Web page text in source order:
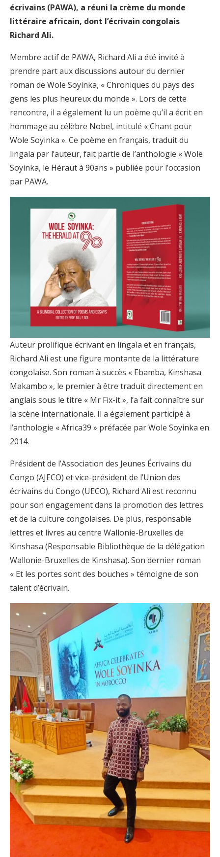
écrivains (PAWA), a réuni la crème du monde
littéraire africain, dont l’écrivain congolais
Richard Ali.
Membre actif de PAWA, Richard Ali a été invité à
prendre part aux discussions autour du dernier
roman de Wole Soyinka, « Chroniques du pays des
gens les plus heureux du monde ». Lors de cette
rencontre, il a également lu un poème qu’il a écrit en
hommage au célèbre Nobel, intitulé « Chant pour
Wole Soyinka ». Ce poème en français, traduit du
lingala par l’auteur, fait partie de l’anthologie « Wole
Soyinka, le Héraut à 90ans » publiée pour l’occasion
par PAWA.
Auteur prolifique écrivant en lingala et en français,
Richard Ali est une figure montante de la littérature
congolaise. Son roman à succès « Ebamba, Kinshasa
Makambo », le premier à être traduit directement en
anglais sous le titre « Mr Fix-it », l’a fait connaître sur
la scène internationale. Il a également participé à
l’anthologie « Africa39 » préfacée par Wole Soyinka en
2014.
Président de l’Association des Jeunes Écrivains du
Congo (AJECO) et vice-président de l’Union des
écrivains du Congo (UECO), Richard Ali est reconnu
pour son engagement dans la promotion des lettres
et de la culture congolaises. De plus, responsable
lettres et livres au centre Wallonie-Bruxelles de
Kinshasa (Responsable Bibliothèque de la délégation
Wallonie-Bruxelles de Kinshasa). Son dernier roman
« Et les portes sont des bouches » témoigne de son
talent d’écrivain.